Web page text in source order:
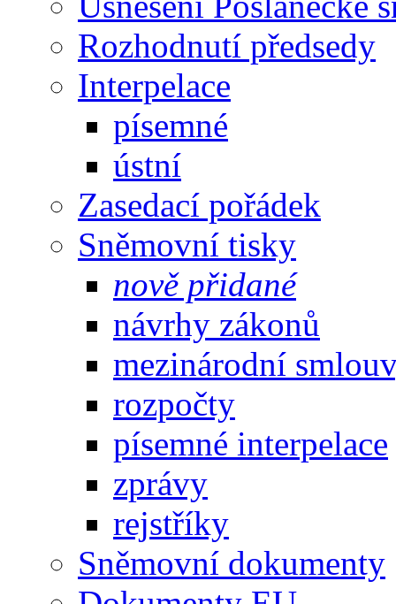
Rozhodnutí předsedy
Interpelace
písemné
ústní
Zasedací pořádek
Sněmovní tisky
nově přidané
návrhy zákonů
mezinárodní
rozpočty
písemné interpelace
zprávy
rejstříky
Sněmovní dokumenty